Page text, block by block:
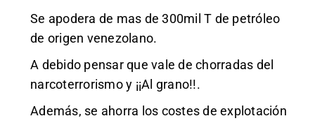
Se apodera de mas de 300mil T de petróleo
de origen venezolano.
A debido pensar que vale de chorradas del
narcoterrorismo y ¡¡Al grano!!.
Además, se ahorra los costes de explotación